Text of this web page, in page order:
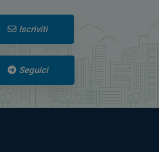
Iscriviti
Seguici